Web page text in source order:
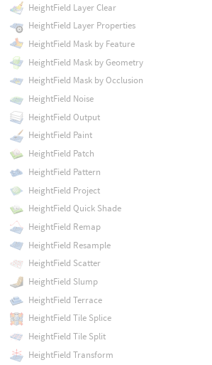
HeightField Layer Clear
HeightField Layer Properties
HeightField Mask by Feature
HeightField Mask by Geometry
HeightField Mask by Occlusion
HeightField Noise
HeightField Output
HeightField Paint
HeightField Patch
HeightField Pattern
HeightField Project
HeightField Quick Shade
HeightField Remap
HeightField Resample
HeightField Scatter
HeightField Slump
HeightField Terrace
HeightField Tile Splice
HeightField Tile Split
HeightField Transform